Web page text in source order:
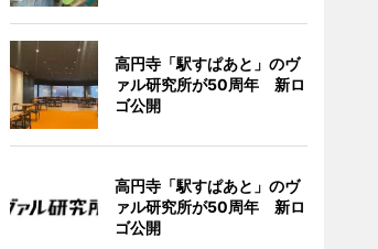
高円寺「駅すぱあと」のヴ
ァル研究所が50周年 新ロ
ゴ公開
高円寺「駅すぱあと」のヴ
ァル研究所が50周年 新ロ
ゴ公開